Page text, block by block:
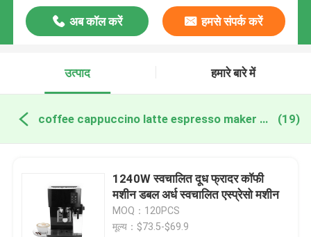
अब कॉल करें हमसे संपर्क करें
उत्पाद हमारे बारे में
coffee cappuccino latte espresso maker ऑनलाइन निर्माण (19)
1240W स्वचालित दूध फ्रादर कॉफी
मशीन डबल अर्ध स्वचालित एस्प्रेसो मशीन
MOQ：120PCS
मूल्य：$73.5-$69.9